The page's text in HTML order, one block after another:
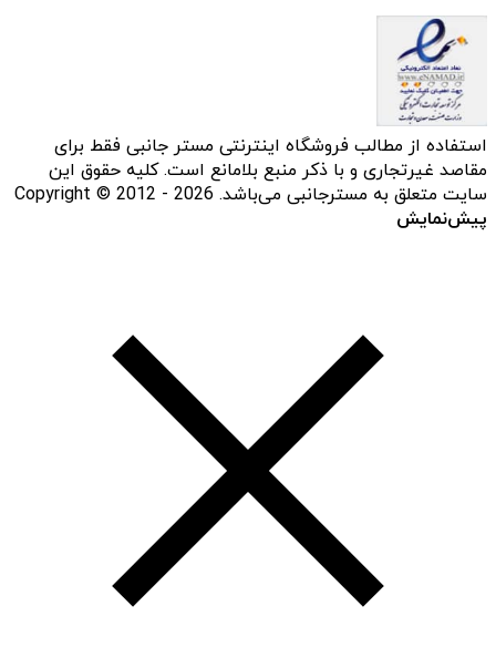
استفاده از مطالب فروشگاه اینترنتی مستر جانبی فقط برای
مقاصد غیرتجاری و با ذکر منبع بلامانع است. کلیه حقوق این
سایت متعلق به مسترجانبی می‌باشد. Copyright © 2012 - 2026
پیش‌نمایش